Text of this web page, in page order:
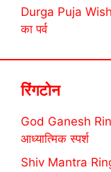
Durga Puja
का पर्व
रिंगटोन
God Ganesh
आध्यात्मिक स्पर्श
Shiv Mantra